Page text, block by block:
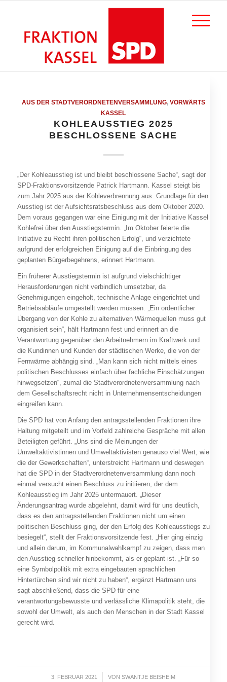
AUS DER STADTVERORDNETENVERSAMMLUNG, VORWÄRTS
KASSEL
KOHLEAUSSTIEG 2025
BESCHLOSSENE SACHE
„Der Kohleausstieg ist und bleibt beschlossene Sache“, sagt der
SPD-Fraktionsvorsitzende Patrick Hartmann. Kassel steigt bis
zum Jahr 2025 aus der Kohleverbrennung aus. Grundlage für den
Ausstieg ist der Aufsichtsratsbeschluss aus dem Oktober 2020.
Dem voraus gegangen war eine Einigung mit der Initiative Kassel
Kohlefrei über den Ausstiegstermin. „Im Oktober feierte die
Initiative zu Recht ihren politischen Erfolg“, und verzichtete
aufgrund der erfolgreichen Einigung auf die Einbringung des
geplanten Bürgerbegehrens, erinnert Hartmann.
Ein früherer Ausstiegstermin ist aufgrund vielschichtiger
Herausforderungen nicht verbindlich umsetzbar, da
Genehmigungen eingeholt, technische Anlage eingerichtet und
Betriebsabläufe umgestellt werden müssen. „Ein ordentlicher
Übergang von der Kohle zu alternativen Wärmequellen muss gut
organisiert sein“, hält Hartmann fest und erinnert an die
Verantwortung gegenüber den Arbeitnehmern im Kraftwerk und
die Kundinnen und Kunden der städtischen Werke, die von der
Fernwärme abhängig sind. „Man kann sich nicht mittels eines
politischen Beschlusses einfach über fachliche Einschätzungen
hinwegsetzen“, zumal die Stadtverordnetenversammlung nach
dem Gesellschaftsrecht nicht in Unternehmensentscheidungen
eingreifen kann.
Die SPD hat von Anfang den antragsstellenden Fraktionen ihre
Haltung mitgeteilt und im Vorfeld zahlreiche Gespräche mit allen
Beteiligten geführt. „Uns sind die Meinungen der
Umweltaktivistinnen und Umweltaktivisten genauso viel Wert, wie
die der Gewerkschaften“, unterstreicht Hartmann und deswegen
hat die SPD in der Stadtverordnetenversammlung dann noch
einmal versucht einen Beschluss zu initiieren, der dem
Kohleausstieg im Jahr 2025 untermauert. „Dieser
Änderungsantrag wurde abgelehnt, damit wird für uns deutlich,
dass es den antragsstellenden Fraktionen nicht um einen
politischen Beschluss ging, der den Erfolg des Kohleausstiegs zu
besiegelt“, stellt der Fraktionsvorsitzende fest. „Hier ging einzig
und allein darum, im Kommunalwahlkampf zu zeigen, dass man
den Ausstieg schneller hinbekommt, als er geplant ist. „Für so
eine Symbolpolitik mit extra eingebauten sprachlichen
Hintertürchen sind wir nicht zu haben“, ergänzt Hartmann uns
sagt abschließend, dass die SPD für eine
verantwortungsbewusste und verlässliche Klimapolitik steht, die
sowohl der Umwelt, als auch den Menschen in der Stadt Kassel
gerecht wird.
3. FEBRUAR 2021
/ VONSWANTJE BEISHEIM